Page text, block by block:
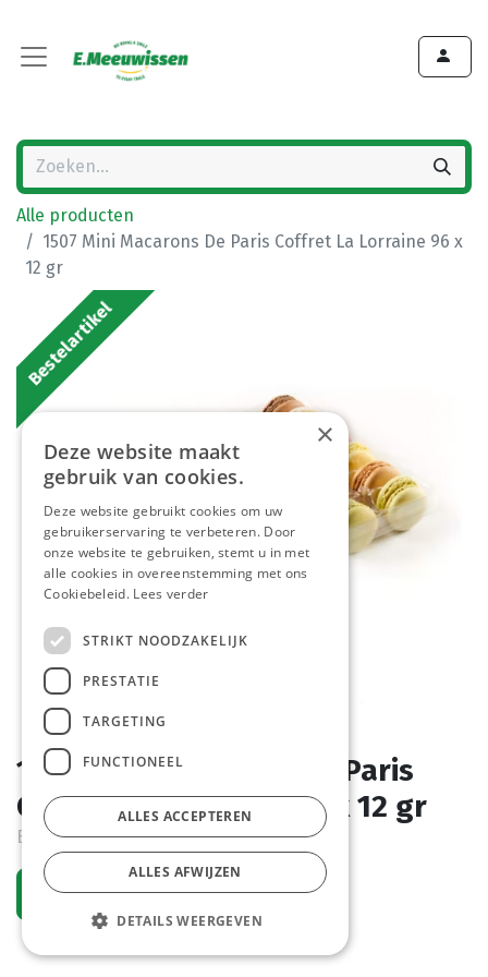
Alle producten
1507 Mini Macarons De Paris Coffret La Lorraine 96 x
12 gr
Bestelartikel
1507 Mini Macarons De Paris
Coffret La Lorraine 96 x 12 gr
Bestelartikel
Vraag een account aan
×
Deze website maakt
gebruik van cookies.
Deze website gebruikt cookies om uw
gebruikerservaring te verbeteren. Door
onze website te gebruiken, stemt u in met
alle cookies in overeenstemming met ons
Cookiebeleid. Lees verder
STRIKT NOODZAKELIJK
PRESTATIE
TARGETING
FUNCTIONEEL
ALLES ACCEPTEREN
ALLES AFWIJZEN
DETAILS WEERGEVEN